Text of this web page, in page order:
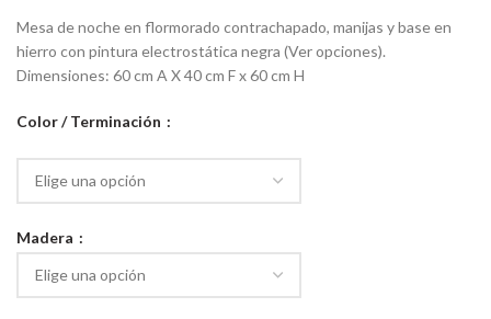
Mesa de noche en flormorado contrachapado, manijas y base en
hierro con pintura electrostática negra (Ver opciones).
Dimensiones: 60 cm A X 40 cm F x 60 cm H
Color / Terminación
Madera